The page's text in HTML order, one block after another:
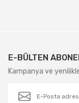
E-BÜLTEN
Kampanya ve